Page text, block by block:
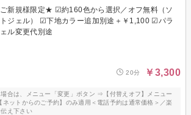
新規様限定★ ☑約160色から選択／オフ無料（ソ
ジェル） ☑下地カラー追加別途＋￥1,100 ☑パラ
ル変更代別途
20分 ￥3,300
合は、メニュー「変更」ボタン ⇒【付替えオフ】メニュー
ットからのご予約】のみ適用＜電話予約は通常価格＞／楽
え下さい